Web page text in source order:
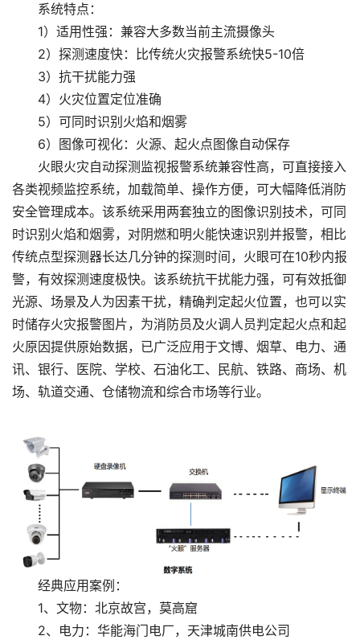
系统特点：
1）适用性强：兼容大多数当前主流摄像头
2）探测速度快：比传统火灾报警系统快5-10倍
3）抗干扰能力强
4）火灾位置定位准确
5）可同时识别火焰和烟雾
6）图像可视化：火源、起火点图像自动保存
火眼火灾自动探测监视报警系统兼容性高，可直接接入
各类视频监控系统，加载简单、操作方便，可大幅降低消防
安全管理成本。该系统采用两套独立的图像识别技术，可同
时识别火焰和烟雾，对阴燃和明火能快速识别并报警，相比
传统点型探测器长达几分钟的探测时间，火眼可在10秒内报
警，有效探测速度极快。该系统抗干扰能力强，可有效抵御
光源、场景及人为因素干扰，精确判定起火位置，也可以实
时储存火灾报警图片，为消防员及火调人员判定起火点和起
火原因提供原始数据，已广泛应用于文博、烟草、电力、通
讯、银行、医院、学校、石油化工、民航、铁路、商场、机
场、轨道交通、仓储物流和综合市场等行业。
经典应用案例：
1、文物：北京故宫，莫高窟
2、电力：华能海门电厂，天津城南供电公司